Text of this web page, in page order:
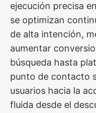
ejecución precisa
se optimizan
de alta intención,
aumentar
búsqueda hasta
punto de contacto
usuarios hacia la
fluida desde el